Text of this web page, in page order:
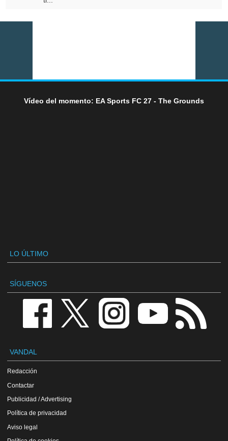
Vídeo del momento: EA Sports FC 27 - The Grounds
LO ÚLTIMO
SÍGUENOS
VANDAL
Redacción
Contactar
Publicidad / Advertising
Política de privacidad
Aviso legal